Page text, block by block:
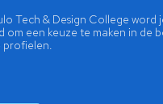
Tech & Design College word
om een keuze te maken in de
profielen.